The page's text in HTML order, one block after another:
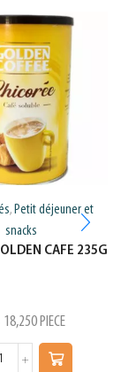
, Petit déjeuner et
snacks
CAFE 235G
18,250PIECE